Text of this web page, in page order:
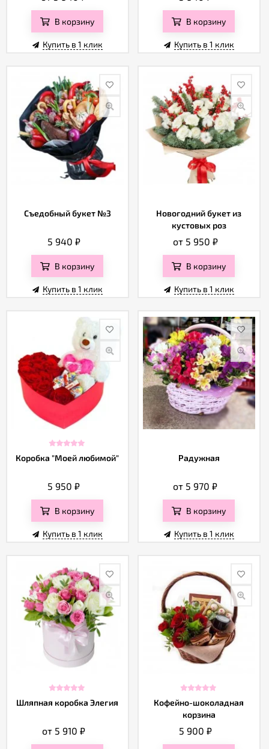
В корзину
Купить в 1 клик
В корзину
Купить в 1 клик
Съедобный букет №3
5 940 ₽
В корзину
Купить в 1 клик
Новогодний букет из
кустовых роз
от 5 950 ₽
В корзину
Купить в 1 клик
Коробка "Моей любимой"
5 950₽
В корзину
Купить в 1 клик
Радужная
от 5 970₽
В корзину
Купить в 1 клик
Шляпная коробка Элегия
от 5 910₽
Кофейно-шоколадная
корзина
5 900 ₽